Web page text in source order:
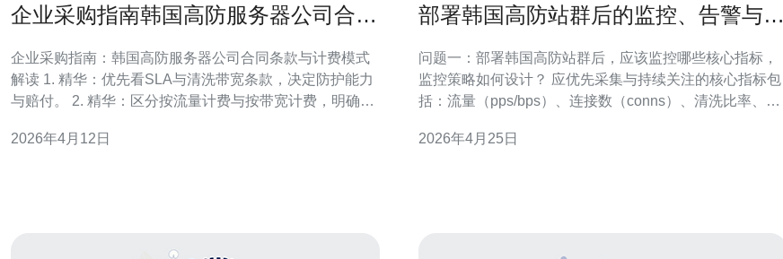
企业采购指南韩国高防服务器公司合同
企业采购指南：韩国高防服务器公司合同条款与计费模式
解读 1. 精华：优先看SLA与清洗带宽条款，决定防护能力
与赔付。 2. 精华：区分按流量计费与按带宽计费，明确峰
置、法律适用与数据主权，避免日后合规纠纷。 作者：资
2026年4月12日
部署韩国高防站群后的监控、告警与应
问题一：部署韩国高防站群后，应该监控哪些核心指标，
监控策略如何设计？ 应优先采集与持续关注的核心指标包
括：流量（pps/bps）、连接数（conns）、清洗比率、带
层采集：节点级采集（每10s-1m）、站群聚合（每1m-
2026年4月25日